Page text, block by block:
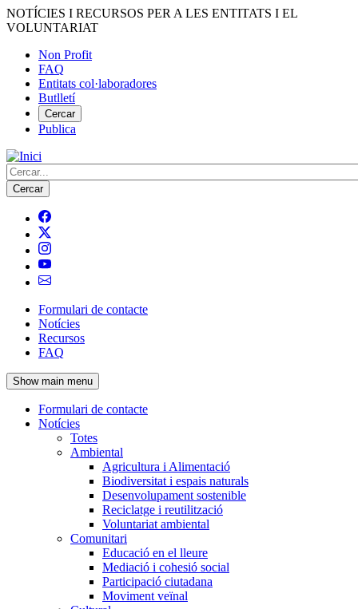
Vés
al
NOTÍCIES I RECURSOS PER A LES ENTITATS I EL
VOLUNTARIAT
Menú
del
compte
d'usuari
Non Profit
FAQ
Entitats col·laboradores
Butlletí
Cercar
Publica
Cerca
Navegació
principal
de
l'encapçalament
Formulari de contacte
Notícies
Recursos
FAQ
Show main menu
Navegació
principal
Formulari de contacte
Notícies
Totes
Ambiental
Agricultura i Alimentació
Biodiversitat i espais naturals
Desenvolupament sostenible
Reciclatge i reutilització
Voluntariat ambiental
Comunitari
Educació en el lleure
Mediació i cohesió social
Participació ciutadana
Moviment veïnal